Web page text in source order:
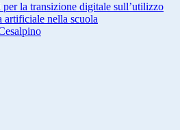
la transizione digitale sull’utilizzo
artificiale nella scuola